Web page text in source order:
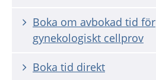
Boka om avbokad tid för
gynekologiskt cellprov
Boka tid direkt